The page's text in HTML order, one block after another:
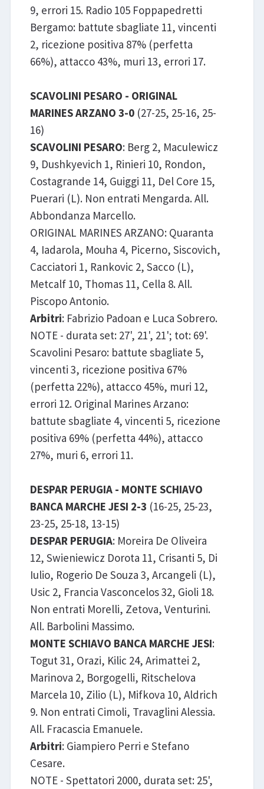
9, errori 15. Radio 105 Foppapedretti
Bergamo: battute sbagliate 11, vincenti
2, ricezione positiva 87% (perfetta
66%), attacco 43%, muri 13, errori 17.
SCAVOLINI PESARO - ORIGINAL
MARINES ARZANO 3-0(27-25, 25-16, 25-
16)
SCAVOLINI PESARO: Berg 2, Maculewicz
9, Dushkyevich 1, Rinieri 10, Rondon,
Costagrande 14, Guiggi 11, Del Core 15,
Puerari (L). Non entrati Mengarda. All.
Abbondanza Marcello.
ORIGINAL MARINES ARZANO: Quaranta
4, Iadarola, Mouha 4, Picerno, Siscovich,
Cacciatori 1, Rankovic 2, Sacco (L),
Metcalf 10, Thomas 11, Cella 8. All.
Piscopo Antonio.
Arbitri: Fabrizio Padoan e Luca Sobrero.
NOTE - durata set: 27', 21', 21'; tot: 69'.
Scavolini Pesaro: battute sbagliate 5,
vincenti 3, ricezione positiva 67%
(perfetta 22%), attacco 45%, muri 12,
errori 12. Original Marines Arzano:
battute sbagliate 4, vincenti 5, ricezione
positiva 69% (perfetta 44%), attacco
27%, muri 6, errori 11.
DESPAR PERUGIA - MONTE SCHIAVO
BANCA MARCHE JESI 2-3 (16-25, 25-23,
23-25, 25-18, 13-15)
DESPAR PERUGIA: Moreira De Oliveira
12, Swieniewicz Dorota 11, Crisanti 5, Di
Iulio, Rogerio De Souza 3, Arcangeli (L),
Usic 2, Francia Vasconcelos 32, Gioli 18.
Non entrati Morelli, Zetova, Venturini.
All. Barbolini Massimo.
MONTE SCHIAVO BANCA MARCHE JESI:
Togut 31, Orazi, Kilic 24, Arimattei 2,
Marinova 2, Borgogelli, Ritschelova
Marcela 10, Zilio (L), Mifkova 10, Aldrich
9. Non entrati Cimoli, Travaglini Alessia.
All. Fracascia Emanuele.
Arbitri: Giampiero Perri e Stefano
Cesare.
NOTE - Spettatori 2000, durata set: 25',